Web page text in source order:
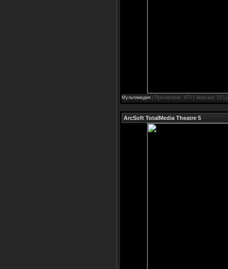
Мультимедия | Просмотров: 473 | Загрузок: 22 |
ArcSoft TotalMedia Theatre 5